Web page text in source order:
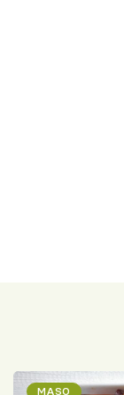
MASO